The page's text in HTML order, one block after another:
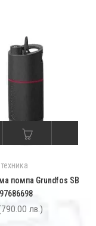
помпа Grundfos SB
лв.)